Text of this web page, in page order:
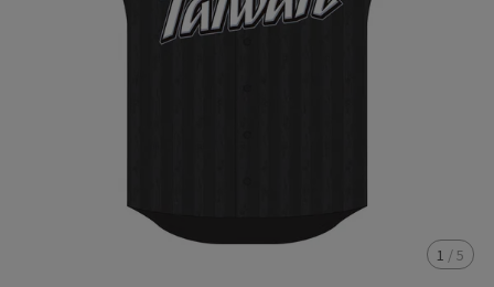
1 /5